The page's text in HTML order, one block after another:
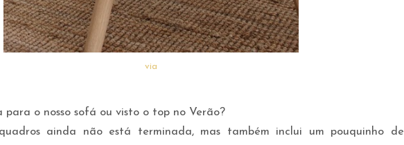
via
para o nosso sofá ou visto o top no Verão?
ainda não está terminada, mas também inclui um pouquinho de